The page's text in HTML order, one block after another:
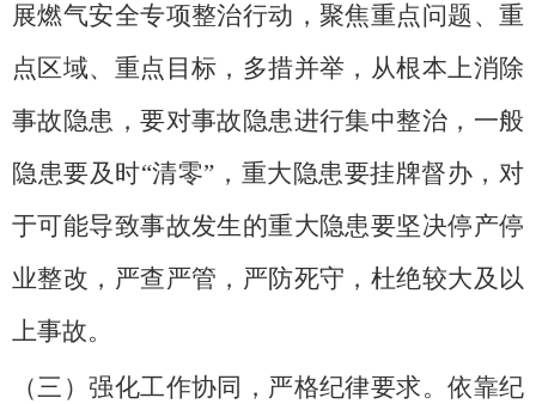
展燃气安全专项整治行动，聚焦重点问题、重
点区域、重点目标，多措并举，从根本上消除
事故隐患，要对事故隐患进行集中整治，一般
隐患要及时“清零”，重大隐患要挂牌督办，对
于可能导致事故发生的重大隐患要坚决停产停
业整改，严查严管，严防死守，杜绝较大及以
上事故。
（三）强化工作协同，严格纪律要求。依靠纪